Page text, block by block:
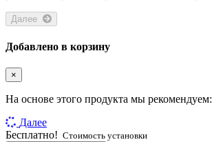
Добавлено в корзину
×
На основе этого продукта мы рекомендуем:
Далее
Бесплатно! Стоимость установки